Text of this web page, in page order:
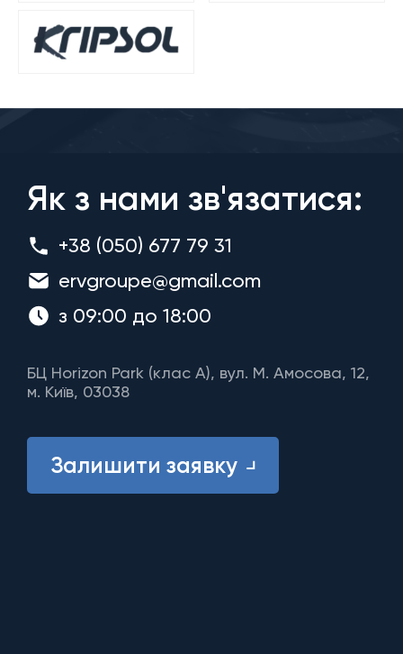
Як з нами зв'язатися:
+38 (050) 677 79 31
ervgroupe@gmail.com
з 09:00 до 18:00
БЦ Horizon Park (клас A), вул. М. Амосова, 12,
м. Київ, 03038
Залишити заявку